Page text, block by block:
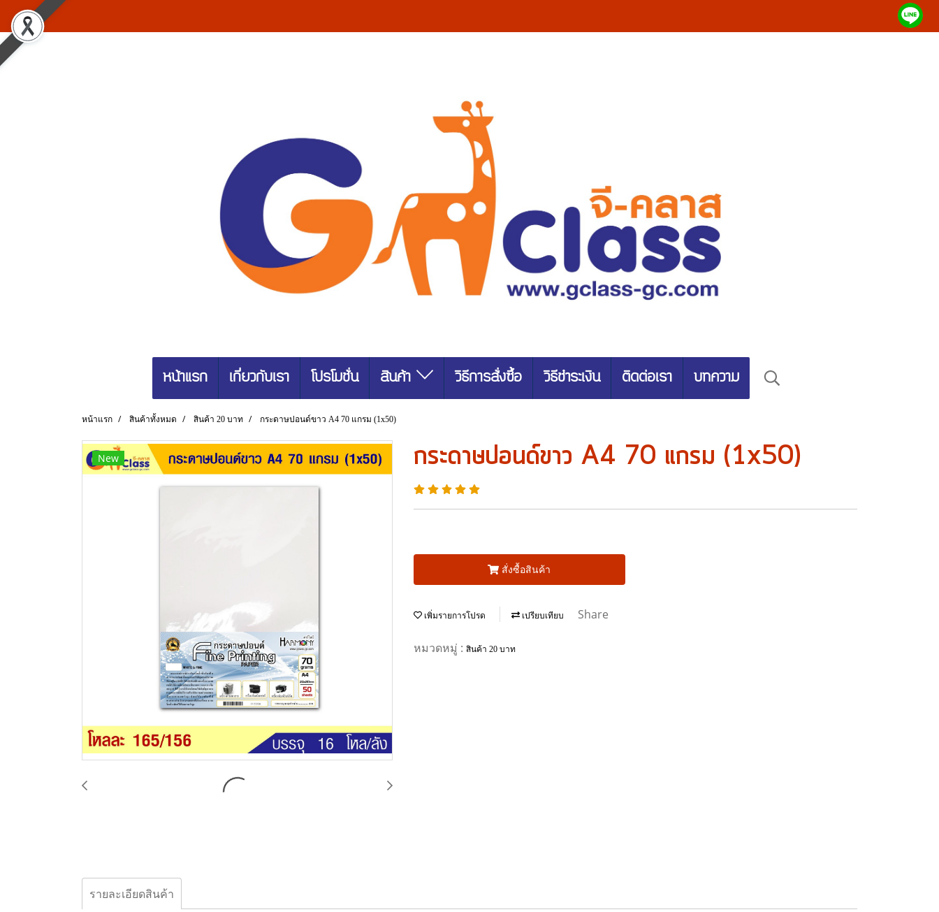
หน้าแรก เกี่ยวกับเรา โปรโมชั่น สินค้า วิธีการสั่งซื้อ วิธีชำระเงิน ติดต่อเรา บทความ
หน้าแรก สินค้าทั้งหมด สินค้า 20 บาท กระดาษปอนด์ขาว A4 70 แกรม (1x50)
New กระดาษปอนด์ขาว A4 70 แกรม (1x50)
สั่งซื้อสินค้า
เพิ่มรายการโปรด เปรียบเทียบ Share
หมวดหมู่ : สินค้า 20 บาท
รายละเอียดสินค้า